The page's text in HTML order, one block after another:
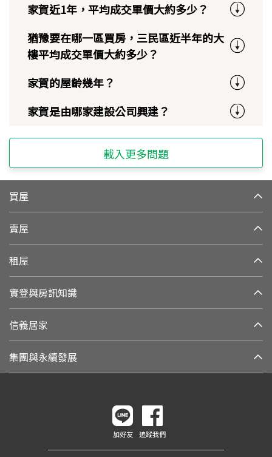
家賀近1年，平均成交單價大約多少？
猶豫要在哪一區買房，三民區近半年的大
樓平均成交單價大約多少？
家賀的屋齡幾年？
家賀是由哪家建設公司興建？
載入更多問題
買屋
賣屋
租屋
實登與房訊知識
信義居家
集團與永續發展
加好友 追蹤我們